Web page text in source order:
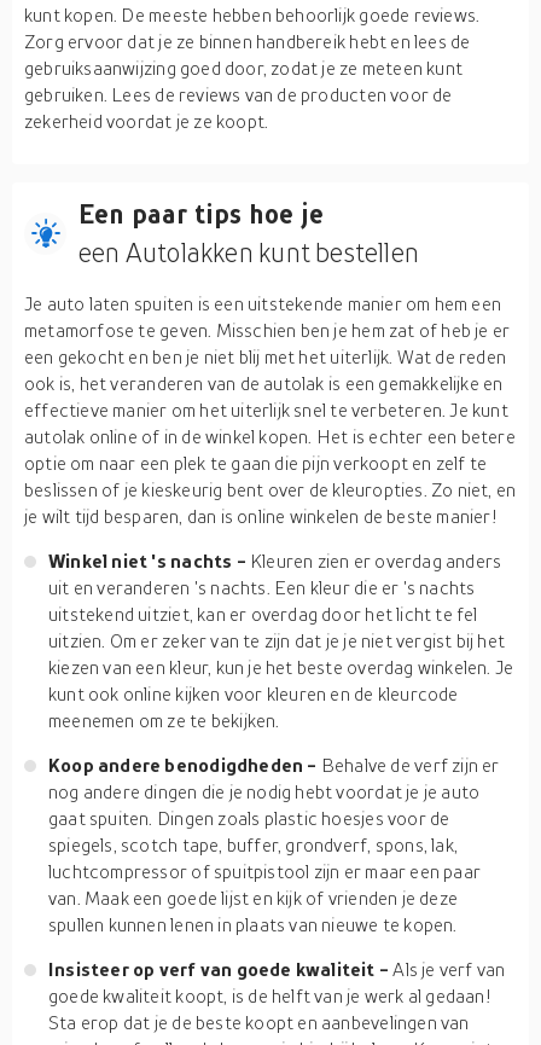
kunt kopen. De meeste hebben behoorlijk goede reviews.
Zorg ervoor dat je ze binnen handbereik hebt en lees de
gebruiksaanwijzing goed door, zodat je ze meteen kunt
gebruiken. Lees de reviews van de producten voor de
zekerheid voordat je ze koopt.
Een paar tips hoe je
een Autolakken kunt bestellen
Je auto laten spuiten is een uitstekende manier om hem een
metamorfose te geven. Misschien ben je hem zat of heb je er
een gekocht en ben je niet blij met het uiterlijk. Wat de reden
ook is, het veranderen van de autolak is een gemakkelijke en
effectieve manier om het uiterlijk snel te verbeteren. Je kunt
autolak online of in de winkel kopen. Het is echter een betere
optie om naar een plek te gaan die pijn verkoopt en zelf te
beslissen of je kieskeurig bent over de kleuropties. Zo niet, en
je wilt tijd besparen, dan is online winkelen de beste manier!
Winkel niet 's nachts - Kleuren zien er overdag anders
uit en veranderen 's nachts. Een kleur die er 's nachts
uitstekend uitziet, kan er overdag door het licht te fel
uitzien. Om er zeker van te zijn dat je je niet vergist bij het
kiezen van een kleur, kun je het beste overdag winkelen. Je
kunt ook online kijken voor kleuren en de kleurcode
meenemen om ze te bekijken.
Koop andere benodigdheden - Behalve de verf zijn er
nog andere dingen die je nodig hebt voordat je je auto
gaat spuiten. Dingen zoals plastic hoesjes voor de
spiegels, scotch tape, buffer, grondverf, spons, lak,
luchtcompressor of spuitpistool zijn er maar een paar
van. Maak een goede lijst en kijk of vrienden je deze
spullen kunnen lenen in plaats van nieuwe te kopen.
Insisteer op verf van goede kwaliteit -Als je verf van
goede kwaliteit koopt, is de helft van je werk al gedaan!
Sta erop dat je de beste koopt en aanbevelingen van